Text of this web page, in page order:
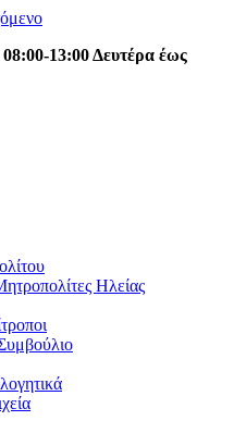
13:00 Δευτέρα έως
Ηλείας